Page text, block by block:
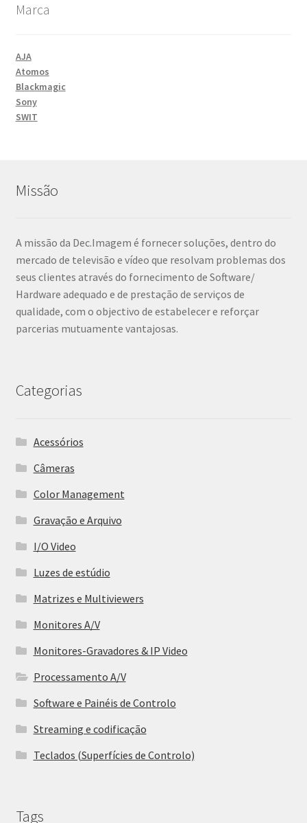
Marca
AJA
Atomos
Blackmagic
Sony
SWIT
Missão
A missão da Dec.Imagem é fornecer soluções, dentro do
mercado de televisão e vídeo que resolvam problemas dos
seus clientes através do fornecimento de Software/
Hardware adequado e de prestação de serviços de
qualidade, com o objectivo de estabelecer e reforçar
parcerias mutuamente vantajosas.
Categorias
Acessórios
Câmeras
Color Management
Gravação e Arquivo
I/O Video
Luzes de estúdio
Matrizes e Multiviewers
Monitores A/V
Monitores-Gravadores & IP Video
Processamento A/V
Software e Painéis de Controlo
Streaming e codificação
Teclados (Superfícies de Controlo)
Tags